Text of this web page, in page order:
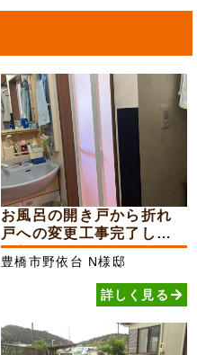
お風呂の開き戸から折れ
戸への変更工事完了しま
した
豊橋市野依台 N様邸
詳しく見る